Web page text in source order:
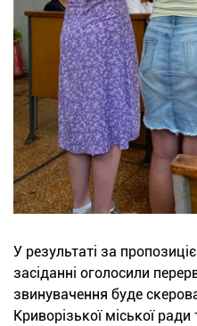
У результаті за
засіданні оголосили
звинувачення буде
Криворізької міської